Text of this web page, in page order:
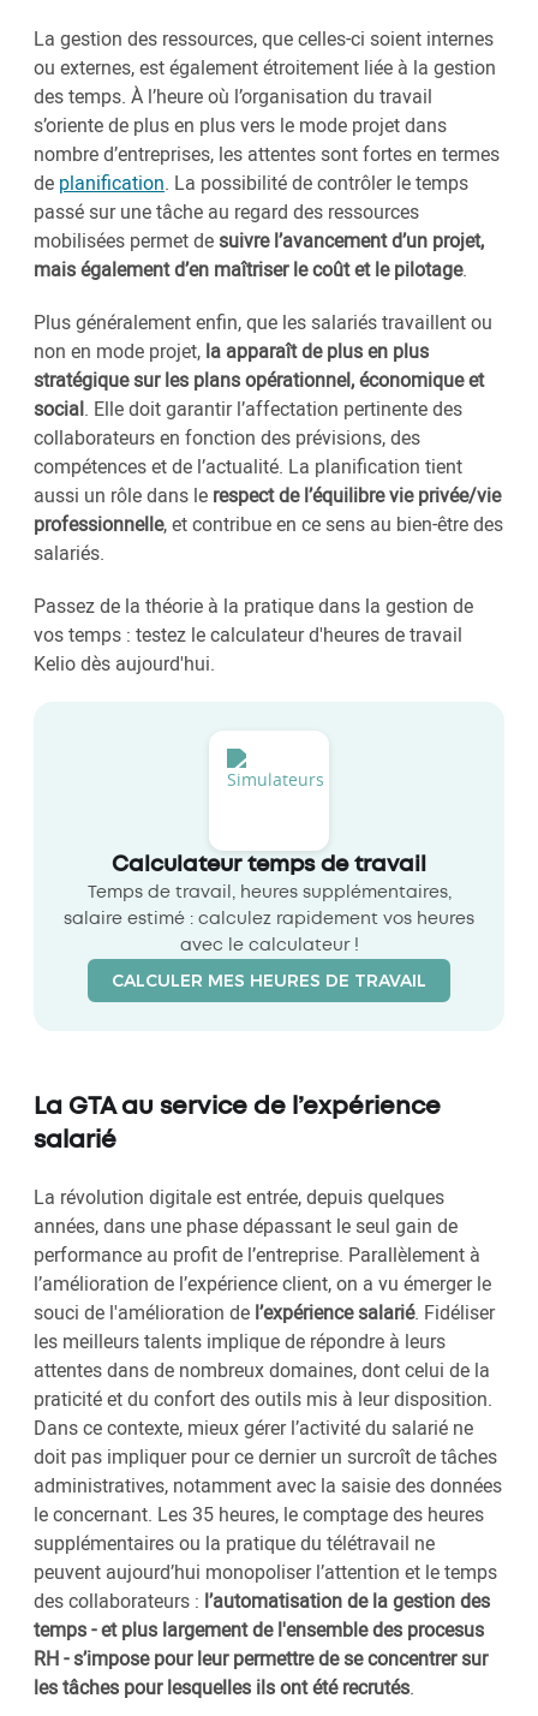
La gestion des ressources, que celles-ci soient internes
ou externes, est également étroitement liée à la gestion
des temps. À l’heure où l’organisation du travail
s’oriente de plus en plus vers le mode projet dans
nombre d’entreprises, les attentes sont fortes en termes
de planification. La possibilité de contrôler le temps
passé sur une tâche au regard des ressources
mobilisées permet de suivre l’avancement d’un projet,
mais également d’en maîtriser le coût et le pilotage.
Plus généralement enfin, que les salariés travaillent ou
non en mode projet, la apparaît de plus en plus
stratégique sur les plans opérationnel, économique et
social. Elle doit garantir l’affectation pertinente des
collaborateurs en fonction des prévisions, des
compétences et de l’actualité. La planification tient
aussi un rôle dans le respect de l’équilibre vie privée/vie
professionnelle, et contribue en ce sens au bien-être des
salariés.
Passez de la théorie à la pratique dans la gestion de
vos temps : testez le calculateur d'heures de travail
Kelio dès aujourd'hui.
Calculateur temps de travail
Temps de travail, heures supplémentaires,
salaire estimé : calculez rapidement vos heures
avec le calculateur !
CALCULER MES HEURES DE TRAVAIL
La GTA au service de l’expérience
salarié
La révolution digitale est entrée, depuis quelques
années, dans une phase dépassant le seul gain de
performance au profit de l’entreprise. Parallèlement à
l’amélioration de l’expérience client, on a vu émerger le
souci de l'amélioration de l’expérience salarié. Fidéliser
les meilleurs talents implique de répondre à leurs
attentes dans de nombreux domaines, dont celui de la
praticité et du confort des outils mis à leur disposition.
Dans ce contexte, mieux gérer l’activité du salarié ne
doit pas impliquer pour ce dernier un surcroît de tâches
administratives, notamment avec la saisie des données
le concernant. Les 35 heures, le comptage des heures
supplémentaires ou la pratique du télétravail ne
peuvent aujourd’hui monopoliser l’attention et le temps
des collaborateurs : l’automatisation de la gestion des
temps - et plus largement de l'ensemble des procesus
RH - s’impose pour leur permettre de se concentrer sur
les tâches pour lesquelles ils ont été recrutés.